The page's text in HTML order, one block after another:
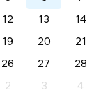
12 13 14
19 20 21
26 27 28
2 3 4